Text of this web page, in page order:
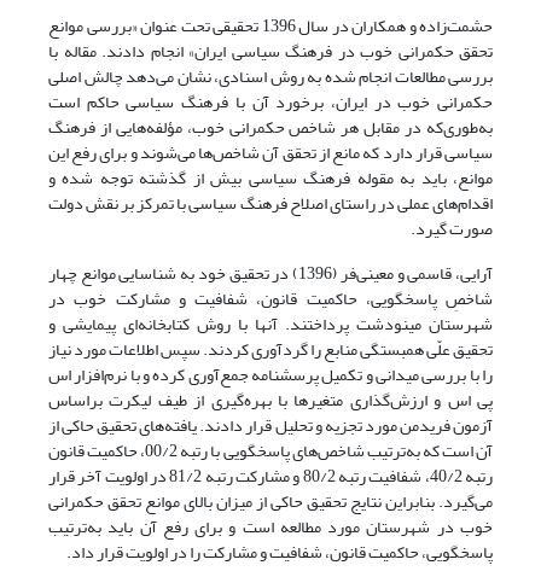
حشمت‌زاده و همکاران در سال 1396 تحقیقی تحت عنوان «بررسی موانع
تحقق حکمرانی خوب در فرهنگ سیاسی ایران» انجام دادند. مقاله با
بررسی مطالعات انجام ‌شده به روش اسنادی، نشان می‌دهد چالش اصلی
حکمرانی خوب در ایران، برخورد آن با فرهنگ سیاسی حاکم است
به‌طوری‌که در مقابل هر شاخص حکمرانی خوب، مؤلفه‌هایی از فرهنگ
سیاسی قرار دارد که مانع از تحقق آن شاخص‌ها می‌شوند و برای رفع این
موانع، باید به مقوله فرهنگ سیاسی بیش از گذشته توجه شده و
اقدام‌های عملی در راستای اصلاح فرهنگ سیاسی با تمرکز بر نقش دولت
صورت گیرد.
آرایی، قاسمی و معینی‌فر (1396) در تحقیق خود به شناسایی موانع چهار
شاخصِ پاسخگویی، حاکمیت قانون، شفافیت و مشارکت خوب در
شهرستان مینودشت پرداختند. آنها با روش کتابخانه‌ای‌ پیمایشی و
تحقیق علّی ‌همبستگی منابع را گردآوری کردند. سپس اطلاعات مورد نیاز
را با بررسی میدانی و تکمیل پرسشنامه جمع‌آوری کرده و با نرم‌افزار اس
پی اس و ارزش‌گذاری متغیرها با بهره‌گیری از طیف لیکرت براساس
آزمون فریدمن مورد تجزیه و تحلیل قرار دادند. یافته‌های تحقیق حاکی از
آن است که به‌ترتیب شاخص‌های پاسخگویی با رتبه 00/2، حاکمیت قانون
رتبه 40/2، شفافیت رتبه 80/2 و مشارکت رتبه 81/2 در اولویت آخر قرار
می‌گیرد. بنابراین نتایج تحقیق حاکی از میزان بالای موانع تحقق حکمرانی
خوب در شهرستان مورد مطالعه است و برای رفع آن باید به‌ترتیب
پاسخگویی، حاکمیت قانون، شفافیت و مشارکت را در اولویت قرار داد.